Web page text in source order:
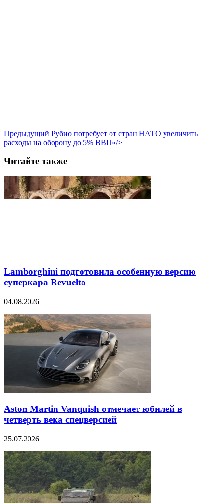
Предыдущий Рубио потребует от стран НАТО увеличить
расходы на оборону до 5% ВВП»/>
Читайте также
Lamborghini подготовила особенную версию
суперкара Revuelto
04.08.2026
Aston Martin Vanquish отмечает юбилей в
четверть века спецверсией
25.07.2026